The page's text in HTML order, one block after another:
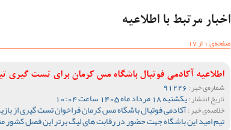
اخبار مرتبط با اطلاعیه
صفحه‌ی 1 از 17
اطلاعیه آکادمی فوتبال باشگاه مس کرمان برای تست گیری
شماره‌ی خبر :
تاریخ انتشار :یکشنبه 18 مرداد ماه 1405 ساعت 10:04
خلاصه‌ی خبر :آکادمی فوتبال باشگاه مس کرمان فراخوان تست گیری از
تیم امید این باشگاه جهت حضور در رقابت های لیگ برتر این فصل کشور